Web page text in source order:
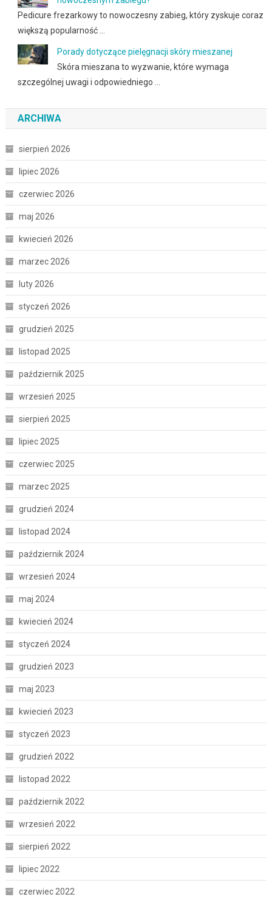
Pedicure frezarkowy to nowoczesny zabieg, który zyskuje coraz
większą popularność …
Porady dotyczące pielęgnacji skóry mieszanej
Skóra mieszana to wyzwanie, które wymaga
szczególnej uwagi i odpowiedniego …
ARCHIWA
sierpień 2026
lipiec 2026
czerwiec 2026
maj 2026
kwiecień 2026
marzec 2026
luty 2026
styczeń 2026
grudzień 2025
listopad 2025
październik 2025
wrzesień 2025
sierpień 2025
lipiec 2025
czerwiec 2025
marzec 2025
grudzień 2024
listopad 2024
październik 2024
wrzesień 2024
maj 2024
kwiecień 2024
styczeń 2024
grudzień 2023
maj 2023
kwiecień 2023
styczeń 2023
grudzień 2022
listopad 2022
październik 2022
wrzesień 2022
sierpień 2022
lipiec 2022
czerwiec 2022